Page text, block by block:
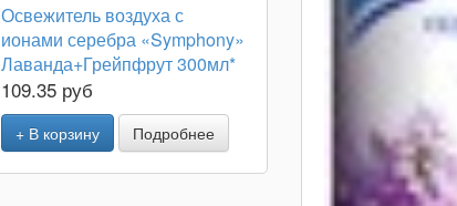
Освежитель воздуха с
ионами серебра «Symphony»
Лаванда+Грейпфрут 300мл*
109.35 руб
+ В корзину Подробнее